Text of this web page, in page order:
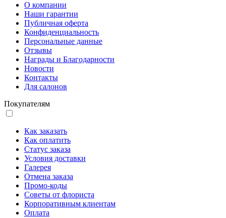
О компании
Наши гарантии
Публичная оферта
Конфиденциальность
Персональные данные
Отзывы
Награды и Благодарности
Новости
Контакты
Для салонов
Покупателям
Как заказать
Как оплатить
Статус заказа
Условия доставки
Галерея
Отмена заказа
Промо-коды
Советы от флориста
Корпоративным клиентам
Оплата